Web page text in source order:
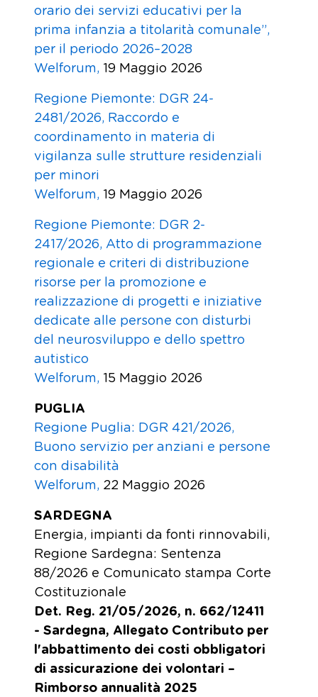
orario dei servizi educativi per la
prima infanzia a titolarità comunale”,
per il periodo 2026–2028
Welforum, 19 Maggio 2026
Regione Piemonte: DGR 24-
2481/2026, Raccordo e
coordinamento in materia di
vigilanza sulle strutture residenziali
per minori
Welforum, 19 Maggio 2026
Regione Piemonte: DGR 2-
2417/2026, Atto di programmazione
regionale e criteri di distribuzione
risorse per la promozione e
realizzazione di progetti e iniziative
dedicate alle persone con disturbi
del neurosviluppo e dello spettro
autistico
Welforum, 15 Maggio 2026
PUGLIA
Regione Puglia: DGR 421/2026,
Buono servizio per anziani e persone
con disabilità
Welforum, 22 Maggio 2026
SARDEGNA
Energia, impianti da fonti rinnovabili,
Regione Sardegna: Sentenza
88/2026 e Comunicato stampa Corte
Costituzionale
Det. Reg. 21/05/2026, n. 662/12411
- Sardegna, Allegato Contributo per
l'abbattimento dei costi obbligatori
di assicurazione dei volontari –
Rimborso annualità 2025